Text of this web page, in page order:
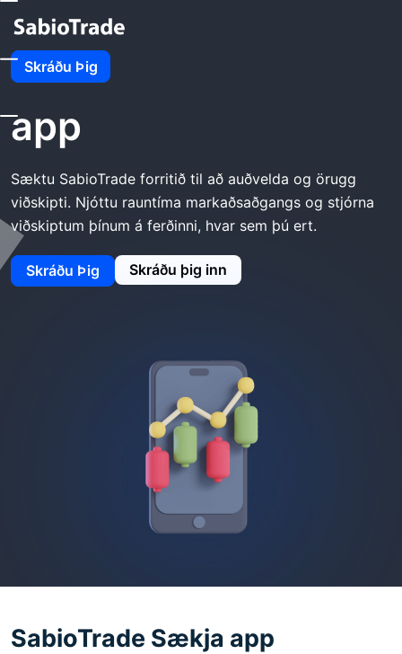
Skráðu Þig
Heim SabioTrade Sækja App
SabioTrade Sækja
app
Sæktu SabioTrade forritið til að auðvelda og örugg
viðskipti. Njóttu rauntíma markaðsaðgangs og stjórna
viðskiptum þínum á ferðinni, hvar sem þú ert.
Skráðu Þig Skráðu þig inn
SabioTrade Sækja app